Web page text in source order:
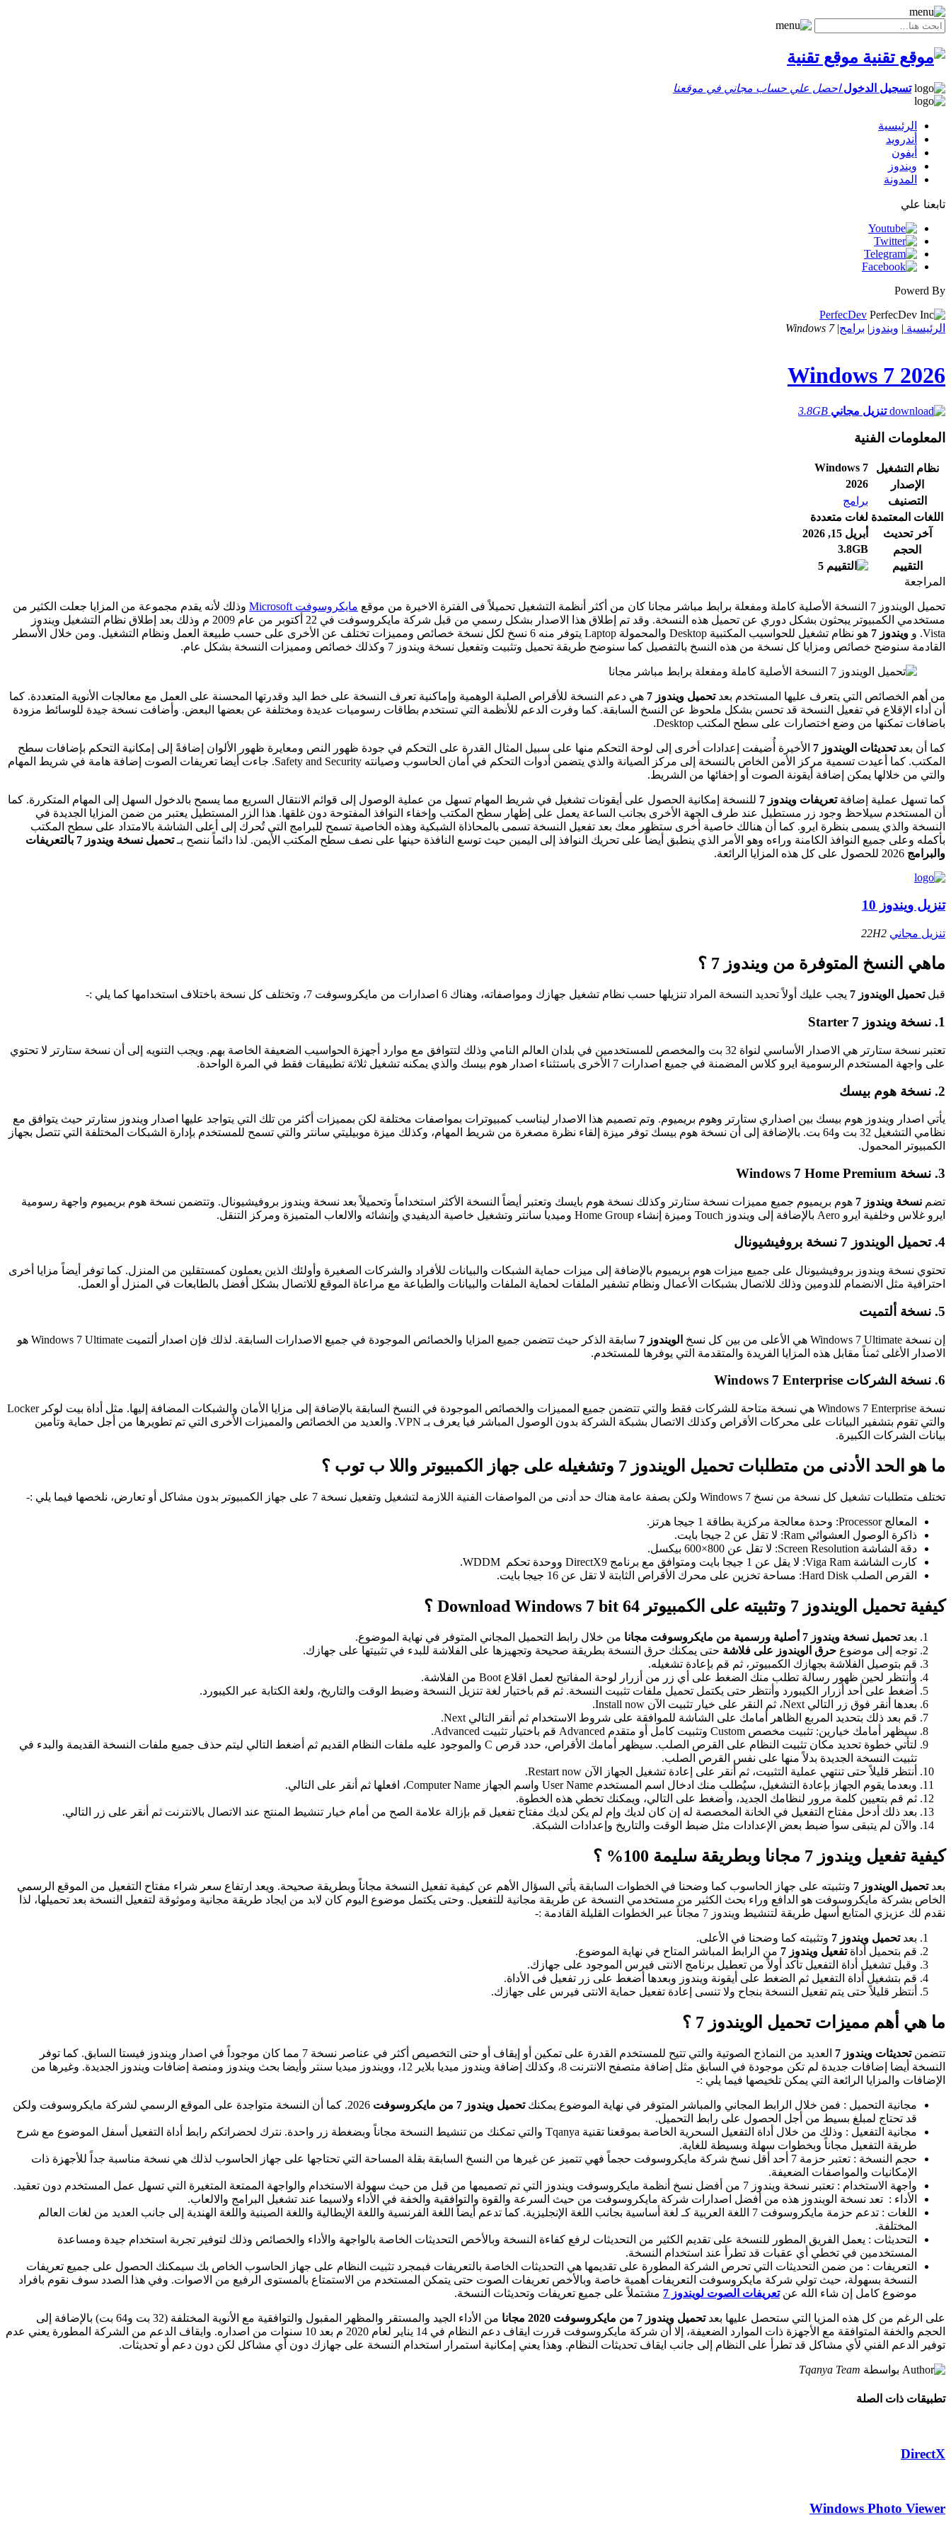
موقع تقنية
تسجيل الدخول احصل علي حساب مجاني في موقعنا
الرئيسية
أندرويد
أيفون
ويندوز
المدونة
تابعنا علي
Powerd By
PerfecDev
الرئيسية | ويندوز | برامج|
Windows 7
Windows 7 2026
تنزيل مجاني 3.8GB
المعلومات الفنية
نظام التشغيل
Windows 7
الإصدار
2026
التصنيف
برامج
اللغات المعتمدة لغات متعددة
آخر تحديث
أبريل 15, 2026
الحجم
3.8GB
التقييم
المراجعة
تحميل الويندوز 7 النسخة الأصلية كاملة ومفعلة برابط مباشر مجانا كان من أكثر أنظمة التشغيل تحميلاً فى الفترة الاخيرة من موقع مايكروسوفت Microsoft
وذلك لأنه يقدم مجموعة من المزايا جعلت الكثير من
مستخدمي الكمبيوتر يبحثون بشكل دوري عن تحميل هذه النسخة. وقد تم إطلاق هذا الاصدار بشكل رسمي من قبل شركة مايكروسوفت في 22 أكتوبر من عام 2009 م وذلك بعد إطلاق نظام التشغيل ويندوز
Vista. و
ويندوز 7
هو نظام تشغيل للحواسيب المكتبية Desktop والمحمولة Laptop يتوفر منه 6 نسخ لكل نسخة خصائص ومميزات تختلف عن الأخرى على حسب طبيعة العمل ونظام التشغيل. ومن خلال الأسطر
القادمة سنوضح خصائص ومزايا كل نسخة من هذه النسخ بالتفصيل كما سنوضح طريقة تحميل وتثبيت وتفعيل نسخة ويندوز 7 وكذلك خصائص ومميزات النسخة بشكل عام.
من أهم الخصائص التي يتعرف عليها المستخدم بعدتحميل ويندوز 7
هي دعم النسخة للأقراص الصلبة الوهمية وإماكنية تعرف النسخة على خط اليد وقدرتها المحسنة على العمل مع معالجات الأنوية المتعددة. كما
أن أداء الإقلاع في تفعيل النسخة قد تحسن بشكل ملحوظ عن النسخ السابقة. كما وفرت الدعم للأنظمة التي تستخدم بطاقات رسوميات عديدة ومختلفة عن بعضها البعض. وأضافت نسخة جيدة للوسائط مزودة
باضافات تمكنها من وضع اختصارات على سطح المكتب Desktop.
كما أن بعدتحديثات الويندوز 7
الأخيرة أُضيفت إعدادات أخرى إلى لوحة التحكم منها على سبيل المثال القدرة على التحكم في جودة ظهور النص ومعايرة ظهور الألوان إضافةً إلى إمكانية التحكم بإضافات سطح
المكتب. كما أعيدت تسمية مركز الأمن الخاص بالنسخة إلى مركز الصيانة والذي يتضمن أدوات التحكم في أمان الحاسوب وصيانته Safety and Security. جاءت أيضا تعريفات الصوت إضافة هامة في شريط المهام
والتي من خلالها يمكن إضافة أيقونة الصوت أو إخفائها من الشريط.
كما تسهل عملية إضافةتعريفات ويندوز 7
للنسخة إمكانية الحصول على أيقونات تشغيل في شريط المهام تسهل من عملية الوصول إلى قوائم الانتقال السريع مما يسمح بالدخول السهل إلى المهام المتكررة. كما
أن المستخدم سيلاحظ وجود زر مستطيل عند طرف الجهة الأخرى بجانب الساعة يعمل على إظهار سطح المكتب وإخفاء النوافذ المفتوحة دون غلقها. هذا الزر المستطيل يعتبر من ضمن المزايا الجديدة في
النسخة والذي يسمى بنظرة ايرو. كما أن هنالك خاصية أخرى ستظهر معك بعد تفعيل النسخة تسمى بالمحاذاة الشبكية وهذه الخاصية تسمح للبرامج التي تُحرك إلى أعلى الشاشة بالامتداد على سطح المكتب
بأكمله وعلى جميع النوافذ الكامنة وراءه وهو الأمر الذي ينطبق أيضاً على تحريك النوافذ إلى اليمين حيث توسع النافذة حينها على نصف سطح المكتب الأيمن. لذا دائماً ننصح بـ
تحميل نسخة ويندوز 7 بالتعريفات
والبرامج 2026 للحصول على كل هذه المزايا الرائعة.
تنزيل ويندوز 10
تنزيل مجاني 22H2
ماهي النسخ المتوفرة من ويندوز 7 ؟
قبلتحميل الويندوز 7 يجب عليك أولاً تحديد النسخة المراد تنزيلها حسب نظام تشغيل جهازك ومواصفاته، وهناك 6 اصدارات من مايكروسوفت 7، وتختلف كل نسخة باختلاف استخدامها كما يلي :-
1. نسخة ويندوز 7 Starter
تعتبر نسخة ستارتر هي الاصدار الأساسي لنواة 32 بت والمخصص للمستخدمين في بلدان العالم النامي وذلك لتتوافق مع موارد أجهزة الحواسيب الضعيفة الخاصة بهم. ويجب التنويه إلى أن نسخة ستارتر لا تحتوي
على واجهة المستخدم الرسومية ايرو كلاس المضمنة في جميع اصدارات 7 الأخرى باستثناء اصدار هوم بيسك والذي يمكنه تشغيل ثلاثة تطبيقات فقط في المرة الواحدة.
2. نسخة هوم بيسك
يأتي اصدار ويندوز هوم بيسك بين اصداري ستارتر وهوم بريميوم. وتم تصميم هذا الاصدار ليناسب كمبيوترات بمواصفات مختلفة لكن بمميزات أكثر من تلك التي يتواجد عليها اصدار ويندوز ستارتر حيث يتوافق مع
نظامي التشغيل 32 بت و64 بت. بالإضافة إلى أن نسخة هوم بيسك توفر ميزة إلقاء نظرة مصغرة من شريط المهام، وكذلك ميزة موبيليتي سانتر والتي تسمح للمستخدم بإدارة الشبكات المختلفة التي تتصل بجهاز
الكمبيوتر المحمول.
3. نسخة Windows 7 Home Premium
تضم نسخة ويندوز 7
هوم بريميوم جميع مميزات نسخة ستارتر وكذلك نسخة هوم بايسك وتعتبر أيضاً النسخة الأكثر استخداماً وتحميلاً بعد نسخة ويندوز بروفيشيونال. وتتضمن نسخة هوم بريميوم واجهة رسومية
ايرو غلاس وخلفية ايرو Aero بالإضافة إلى ويندوز Touch وميزة إنشاء Home Group وميديا سانتر وتشغيل خاصية الديفيدي وإنشائه والالعاب المتميزة ومركز التنقل.
4. تحميل الويندوز 7 نسخة بروفيشيونال
تحتوي نسخة ويندوز بروفيشيونال على جميع ميزات هوم بريميوم بالإضافة إلى ميزات حماية الشبكات والبيانات للأفراد والشركات الصغيرة وأولئك الذين يعملون كمستقلين من المنزل. كما توفر أيضاً مزايا أخرى
احترافية مثل الانضمام للدومين وذلك للاتصال بشبكات الأعمال ونظام تشفير الملفات لحماية الملفات والبيانات والطباعة مع مراعاة الموقع للاتصال بشكل أفضل بالطابعات في المنزل أو العمل.
5. نسخة ألتميت
إن نسخة Windows 7 Ultimate هي الأعلى من بين كل نسخ الويندوز 7
سابقة الذكر حيث تتضمن جميع المزايا والخصائص الموجودة في جميع الاصدارات السابقة. لذلك فإن اصدار ألتميت Windows 7 Ultimate هو
الاصدار الأغلى ثمناً مقابل هذه المزايا الفريدة والمتقدمة التي يوفرها للمستخدم.
6. نسخة الشركات Windows 7 Enterprise
نسخة Windows 7 Enterprise هي نسخة متاحة للشركات فقط والتي تتضمن جميع المميزات والخصائص الموجودة في النسخ السابقة بالإضافة إلى مزايا الأمان والشبكات المضافة إليها. مثل أداة بيت لوكر Locker
والتي تقوم بتشفير البيانات على محركات الأقراص وكذلك الاتصال بشبكة الشركة بدون الوصول المباشر فيا يعرف بـ VPN. والعديد من الخصائص والمميزات الأخرى التي تم تطويرها من أجل حماية وتأمين
بيانات الشركات الكبيرة.
ما هو الحد الأدنى من متطلبات تحميل الويندوز 7 وتشغيله على جهاز الكمبيوتر واللا ب توب ؟
تختلف متطلبات تشغيل كل نسخة من نسخ Windows 7 ولكن بصفة عامة هناك حد أدنى من المواصفات الفنية اللازمة لتشغيل وتفعيل نسخة 7 على جهاز الكمبيوتر بدون مشاكل أو تعارض، نلخصها فيما يلي :-
المعالج Processor: وحدة معالجة مركزية بطاقة 1 جيجا هرتز.
ذاكرة الوصول العشوائي Ram: لا تقل عن 2 جيجا بايت.
دقة الشاشة Screen Resolution: لا تقل عن 800×600 بيكسل.
كارت الشاشة Viga Ram: لا يقل عن 1 جيجا بايت ومتوافق مع برنامج DirectX9 ووحدة تحكم WDDM.
القرص الصلب Hard Disk: مساحة تخزين على محرك الأقراص الثابتة لا تقل عن 16 جيجا بايت.
كيفية تحميل الويندوز 7 وتثبيته على الكمبيوتر Download Windows 7 bit 64 ؟
بعدتحميل نسخة ويندوز 7 أصلية ورسمية من مايكروسوفت مجانا
من خلال رابط التحميل المجاني المتوفر في نهاية الموضوع.
توجه إلى موضوع حرق الويندوز على فلاشة حتى يمكنك حرق النسخة بطريقة صحيحة وتجهيزها على الفلاشة للبدء في تثبيتها على جهازك.
قم بتوصيل الفلاشة بجهازك الكمبيوتر، ثم قم بإعادة تشغيله.
وأنتظر لحين ظهور رسالة تطلب منك الضغط على أي زر من أزرار لوحة المفاتيح لعمل اقلاع Boot من الفلاشة.
أضغط على أحد أزرار الكيبورد وأنتظر حتى يكتمل تحميل ملفات تثبيت النسخة. ثم قم باختيار لغة تنزيل النسخة وضبط الوقت والتاريخ، ولغة الكتابة عبر الكيبورد.
بعدها أنقر فوق زر التالي Next، ثم النقر على خيار تثبيت الآن Install now.
قم بعد ذلك بتحديد المربع الظاهر أمامك على الشاشة للموافقة على شروط الاستخدام ثم أنقر التالي Next.
سيظهر أمامك خيارين: تثبيت مخصص Custom وتثبيت كامل أو متقدم Advanced قم باختيار تثبيت Advanced.
لتأتي خطوة تحديد مكان تثبيت النظام على القرص الصلب. سيظهر أمامك الأقراص، حدد قرص C والموجود عليه ملفات النظام القديم ثم أضغط التالي ليتم حذف جميع ملفات النسخة القديمة والبدء في
تثبيت النسخة الجديدة بدلاً منها على نفس القرص الصلب.
أنتظر قليلاً حتى تنتهي عملية التثبيت، ثم أنقر على إعادة تشغيل الجهاز الآن Restart now.
وبعدما يقوم الجهاز بإعادة التشغيل، سيُطلب منك ادخال اسم المستخدم User Name واسم الجهاز Computer Name، افعلها ثم أنقر على التالي.
ثم قم بتعيين كلمة مرور لنظامك الجديد، وأضغط على التالي، ويمكنك تخطي هذه الخطوة.
بعد ذلك أدخل مفتاح التفعيل في الخانة المخصصة له إن كان لديك وإم لم يكن لديك مفتاح تفعيل قم بإزالة علامة الصح من أمام خيار تنشيط المنتج عند الاتصال بالانترنت ثم أنقر على زر التالي.
والآن لم يتبقى سوا ضبط بعض الإعدادات مثل ضبط الوقت والتاريخ وإعدادات الشبكة.
كيفية تفعيل ويندوز 7 مجانا وبطريقة سليمة 100% ؟
بعدتحميل الويندوز 7
وتثبيته على جهاز الحاسوب كما وضحنا في الخطوات السابقة يأتي السؤال الأهم عن كيفية تفعيل النسخة مجاناً وبطريقة صحيحة. ويعد ارتفاع سعر شراء مفتاح التفعيل من الموقع الرسمي
الخاص بشركة مايكروسوفت هو الدافع وراء بحث الكثير من مستخدمي النسخة عن طريقة مجانية للتفعيل. وحتى يكتمل موضوع اليوم كان لابد من ايجاد طريقة مجانية وموثوقة لتفعيل النسخة بعد تحميلها، لذا
نقدم لك عزيزي المتابع أسهل طريقة لتنشيط ويندوز 7 مجاناً عبر الخطوات القليلة القادمة :-
بعدتحميل ويندوز 7
وتثبيته كما وضحنا في الأعلى.
قم بتحميل أداةتفعيل ويندوز 7
من الرابط المباشر المتاح في نهاية الموضوع.
وقبل تشغيل أداة التفعيل تأكد أولاً من تعطيل برنامج الانتى فيرس الموجود على جهازك.
قم بتشغيل أداة التفعيل ثم الضغط على أيقونة ويندوز وبعدها أضغط على زر تفعيل فى الأداة.
أنتظر قليلاً حتى يتم تفعيل النسخة بنجاح ولا تنسى إعادة تفعيل حماية الانتى فيرس على جهازك.
ما هي أهم مميزات تحميل الويندوز 7 ؟
تتضمنتحديثات ويندوز 7
العديد من النماذج الصوتية والتي تتيح للمستخدم القدرة على تمكين أو إيقاف أو حتى التخصيص أكثر في عناصر نسخة 7 مما كان موجوداً في اصدار ويندوز فيستا السابق. كما توفر
النسخة أيضا إضافات جديدة لم تكن موجودة في السابق مثل إضافة متصفح الانترنت 8، وكذلك إضافة ويندوز ميديا بلاير 12، وويندوز ميديا سنتر وأيضا بحث ويندوز ومنصة إضافات ويندوز الجديدة. وغيرها من
الإضافات والمزايا الرائعة التي يمكن تلخيصها فيما يلي :-
مجانية التحميل : فمن خلال الرابط المجاني والمباشر المتوفر في نهاية الموضوع يمكنكتحميل ويندوز 7 من مايكروسوفت
2026. كما أن النسخة متواجدة على الموقع الرسمي لشركة مايكروسوفت ولكن
قد تحتاج لمبلغ بسيط من أجل الحصول على رابط التحميل.
مجانية التفعيل : وذلك من خلال أداة التفعيل السحرية الخاصة بموقعنا تقنية Tqanya والتي تمكنك من تنشيط النسخة مجاناً وبضغطة زر واحدة. نترك لحضراتكم رابط أداة التفعيل أسفل الموضوع مع شرح
طريقة التفعيل مجاناً وبخطوات سهلة وبسيطة للغاية.
حجم النسخة : تعتبر حزمة 7 أحد أقل نسخ شركة مايكروسوفت حجماً فهي تتميز عن غيرها من النسخ السابقة بقلة المساحة التي تحتاجها على جهاز الحاسوب لذلك هي نسخة مناسبة جداً للأجهزة ذات
الإمكانيات والمواصفات الضعيفة.
واجهة الاستخدام : تعتبر نسخة ويندوز 7 من أفضل نسخ أنظمة مايكروسوفت ويندوز التي تم تصميمها من قبل من حيث سهولة الاستخدام والواجهة الممتعة المتغيرة التي تسهل عمل المستخدم دون تعقيد.
الأداء : تعد نسخة الويندوز هذه من أفضل اصدارات شركة مايكروسوفت من حيث السرعة والقوة والتوافقية والخفة في الأداء ولاسيما عند تشغيل البرامج والالعاب.
اللغات : تدعم حزمة مايكروسوفت 7 اللغة العربية كـ لغة أساسية بجانب اللغة الإنجليزية. كما تدعم أيضاً اللغة الفرنسية واللغة الإيطالية واللغة الصينية واللغة الهندية إلى جانب العديد من لغات العالم
المختلفة.
التحديثات : يعمل الفريق المطور للنسخة على تقديم الكثير من التحديثات لرفع كفاءة النسخة وبالأخص التحديثات الخاصة بالواجهة والأداء والخصائص وذلك لتوفير تجربة استخدام جيدة ومساعدة
المستخدمين في تخطي أي عقبات قد تطرأ عند استخدام النسخة.
التعريفات : من ضمن التحديثات التي تحرص الشركة المطورة على تقديمها هي التحديثات الخاصة بالتعريفات فبمجرد تثبيت النظام على جهاز الحاسوب الخاص بك سيمكنك الحصول على جميع تعريفات
النسخة بسهولة، حيث تولي شركة مايكروسوفت التعريفات أهمية خاصة وبالأخص تعريفات الصوت حتى يتمكن المستخدم من الاستمتاع بالمستوى الرفيع من الاصوات. وفي هذا الصدد سوف نقوم بافراد
موضوع كامل إن شاء الله عنتعريفات الصوت لويندوز 7 مشتملاً على جميع تعريفات وتحديثات النسخة.
على الرغم من كل هذه المزيا التي ستحصل عليها بعدتحميل ويندوز 7 من مايكروسوفت 2020 مجانا
من الأداء الجيد والمستقر والمظهر المقبول والتوافقية مع الأنوية المختلفة (32 بت و64 بت) بالإضافة إلى
الحجم والخفة المتوافقة مع الأجهزة ذات الموارد الضعيفة، إلا أن شركة مايكروسوفت قررت ايقاف دعم النظام في 14 يناير لعام 2020 م بعد 10 سنوات من اصداره. وايقاف الدعم من الشركة المطورة يعني عدم
توفير الدعم الفني لأي مشاكل قد تطرأ على النظام إلى جانب ايقاف تحديثات النظام. وهذا يعني إمكانية استمرار استخدام النسخة على جهازك دون أي مشاكل لكن دون دعم أو تحديثات.
بواسطة Tqanya Team
تطبيقات ذات الصلة
DirectX
Windows Photo Viewer